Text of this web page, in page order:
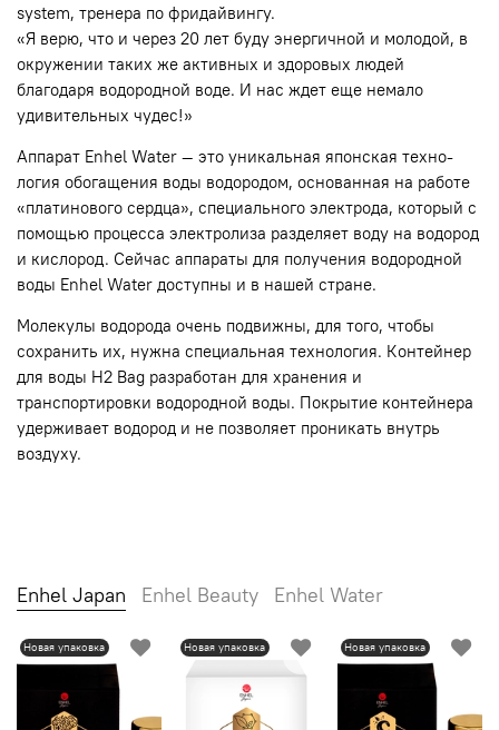
system, тренера по фридайвингу.
«Я верю, что и через 20 лет буду энергичной и молодой, в
окружении таких же активных и здоровых людей
благодаря водородной воде. И нас ждет еще немало
удивительных чудес!»
Аппарат Enhel Water — это уникальная японская техно­
логия обогащения воды водо­родом, основанная на работе
«платинового сердца», специ­ального электрода, который с
помощью процесса электроли­за разделяет воду на водород
и кислород. Сейчас аппараты для получения водородной
воды Enhel Water доступны и в нашей стране.
Молекулы водорода очень подвижны, для того, чтобы
сохранить их, нужна специаль­ная технология. Контейнер
для воды H2 Bag разработан для хранения и
транспортиров­ки водородной воды. Покрытие контейнера
удерживает водо­род и не позволяет проникать внутрь
воздуху.
Enhel Japan Enhel Beauty Enhel Water
Новая упаковка Новая упаковка Новая упаковка